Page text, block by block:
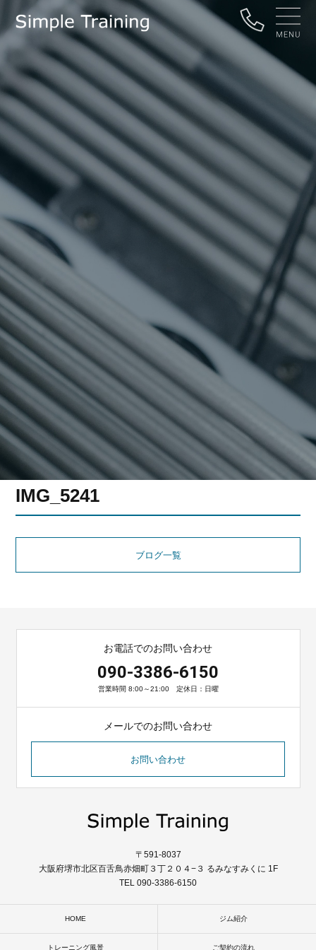
IMG_5241
ブログ一覧
お電話でのお問い合わせ
090-3386-6150
営業時間 8:00～21:00 定休日：日曜
メールでのお問い合わせ
お問い合わせ
〒591-8037
大阪府堺市北区百舌鳥赤畑町３丁２０４−３ るみなすみくに 1F
TEL 090-3386-6150
HOME ジム紹介
トレーニング風景 ご契約の流れ